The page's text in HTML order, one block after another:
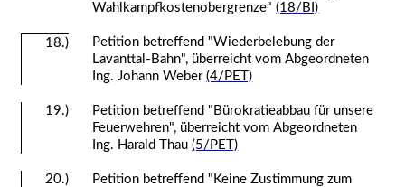
Wahlkampfkostenobergrenze"(18/BI)
18.)
Petition betreffend "Wiederbelebung der
Lavanttal-Bahn", überreicht vom Abgeordneten
Ing. Johann Weber(4/PET)
19.)
Petition betreffend "Bürokratieabbau für unsere
Feuerwehren", überreicht vom Abgeordneten
Ing. Harald Thau(5/PET)
20.)
Petition betreffend "Keine Zustimmung zum